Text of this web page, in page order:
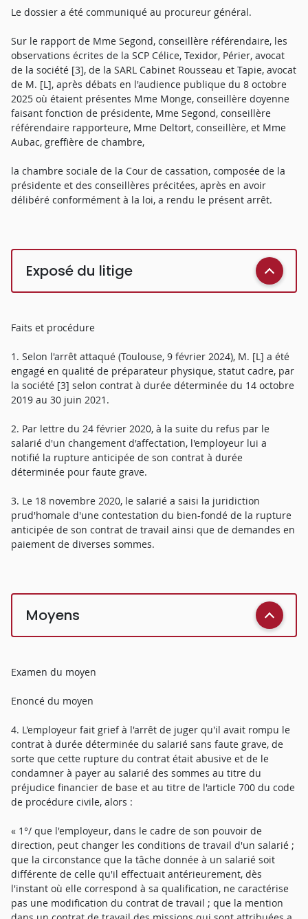
Le dossier a été communiqué au procureur général.
Sur le rapport de Mme Segond, conseillère référendaire, les
observations écrites de la SCP Célice, Texidor, Périer, avocat
de la société [3], de la SARL Cabinet Rousseau et Tapie, avocat
de M. [L], après débats en l'audience publique du 8 octobre
2025 où étaient présentes Mme Monge, conseillère doyenne
faisant fonction de présidente, Mme Segond, conseillère
référendaire rapporteure, Mme Deltort, conseillère, et Mme
Aubac, greffière de chambre,
la chambre sociale de la Cour de cassation, composée de la
présidente et des conseillères précitées, après en avoir
délibéré conformément à la loi, a rendu le présent arrêt.
Exposé du litige
Faits et procédure
1. Selon l'arrêt attaqué (Toulouse, 9 février 2024), M. [L] a été
engagé en qualité de préparateur physique, statut cadre, par
la société [3] selon contrat à durée déterminée du 14 octobre
2019 au 30 juin 2021.
2. Par lettre du 24 février 2020, à la suite du refus par le
salarié d'un changement d'affectation, l'employeur lui a
notifié la rupture anticipée de son contrat à durée
déterminée pour faute grave.
3. Le 18 novembre 2020, le salarié a saisi la juridiction
prud'homale d'une contestation du bien-fondé de la rupture
anticipée de son contrat de travail ainsi que de demandes en
paiement de diverses sommes.
Moyens
Examen du moyen
Enoncé du moyen
4. L'employeur fait grief à l'arrêt de juger qu'il avait rompu le
contrat à durée déterminée du salarié sans faute grave, de
sorte que cette rupture du contrat était abusive et de le
condamner à payer au salarié des sommes au titre du
préjudice financier de base et au titre de l'article 700 du code
de procédure civile, alors :
« 1°/ que l'employeur, dans le cadre de son pouvoir de
direction, peut changer les conditions de travail d'un salarié ;
que la circonstance que la tâche donnée à un salarié soit
différente de celle qu'il effectuait antérieurement, dès
l'instant où elle correspond à sa qualification, ne caractérise
pas une modification du contrat de travail ; que la mention